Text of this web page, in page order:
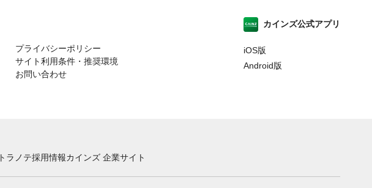
プライバシーポリシー
サイト利用条件・推奨環境
お問い合わせ
カインズ公式アプリ
iOS版
Android版
トラノテ採用情報カインズ 企業サイト